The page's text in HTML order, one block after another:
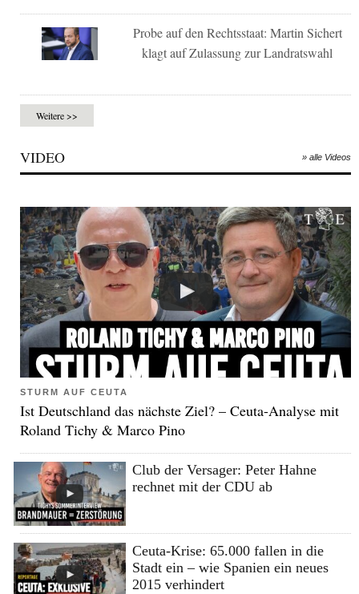
Probe auf den Rechtsstaat: Martin Sichert
klagt auf Zulassung zur Landratswahl
Weitere >>
VIDEO » alle Videos
STURM AUF CEUTA
Ist Deutschland das nächste Ziel? – Ceuta-Analyse mit
Roland Tichy & Marco Pino
Club der Versager: Peter Hahne
rechnet mit der CDU ab
Ceuta-Krise: 65.000 fallen in die
Stadt ein – wie Spanien ein neues
2015 verhindert